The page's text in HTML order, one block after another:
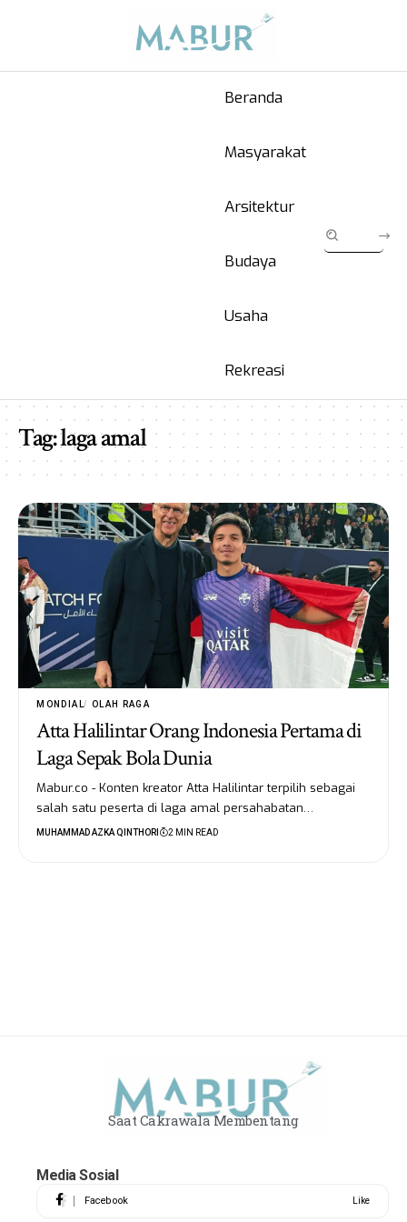
Beranda
Masyarakat
Arsitektur
Budaya
Usaha
Rekreasi
Tag:laga amal
MONDIAL OLAH RAGA
Atta Halilintar Orang Indonesia Pertama di
Laga Sepak Bola Dunia
Mabur.co - Konten kreator Atta Halilintar terpilih sebagai
salah satu peserta di laga amal persahabatan…
MUHAMMAD AZKA QINTHORI 2 MIN READ
Saat Cakrawala Membentang
Media Sosial
Facebook Like